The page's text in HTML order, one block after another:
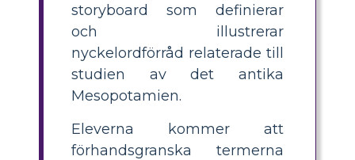
storyboard som definierar
och illustrerar
nyckelordförråd relaterade till
studien av det antika
Mesopotamien.
Eleverna kommer att
förhandsgranska termerna